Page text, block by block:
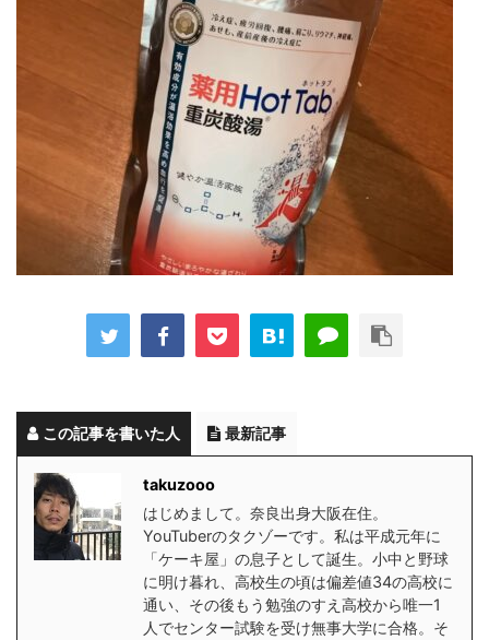
この記事を書いた人 最新記事
takuzooo
はじめまして。奈良出身大阪在住。
YouTuberのタクゾーです。私は平成元年に
「ケーキ屋」の息子として誕生。小中と野球
に明け暮れ、高校生の頃は偏差値34の高校に
通い、その後もう勉強のすえ高校から唯一1
人でセンター試験を受け無事大学に合格。そ